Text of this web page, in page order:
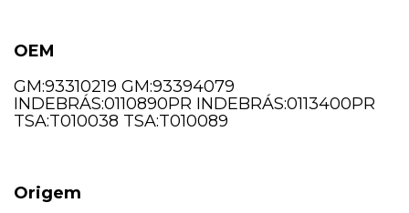
OEM
GM:93310219 GM:93394079
INDEBRÁS:0110890PR INDEBRÁS:0113400PR
TSA:T010038 TSA:T010089
Origem